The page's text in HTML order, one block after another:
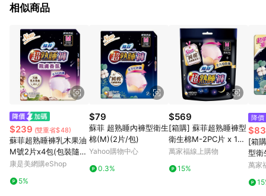
台灣樂天市場，並在同一瀏覽器於24小時內結帳，才享有 LINE
市場 45 天內完成訂單出貨及結帳，則不符合贈點資格。 (4) 如
使用APP、或中途瀏覽比價網、回饋網、Google等其他網頁、或
由網頁版(電腦版/手機版網頁)切換為App都將會造成追蹤中斷而
無法進行 LINE POINTS 回饋。 (5) LINE 購物為購物資訊整合性
平台，商品資料更新會有時間差，如顯示之商品規格、顏色、價
位、贈品與台灣樂天市場銷售網頁不符，以銷售網頁標示為準。
(6) 導購訂單已逾 365 天，根據台灣樂天回饋規定，逾期訂單將
不符合回饋資格。 (7) 若上述或其他原因，致使消費者無接收到
點數回饋或點數回饋有爭議，台灣樂天市場保有更改條款與法律
追訴之權利，活動詳情以樂天市場網站公告為準。
相似商品
$239 (雙重省$48)
蘇菲超熟睡褲乳木果油
M號2片x4包(包裝隨機
出貨)
康是美網購eShop
5%
$79
蘇菲 超熟睡內褲型衛生
棉(M)(2片/包)
Yahoo購物中心
0.3%
$569
[箱購] 蘇菲超熟睡褲型
衛生棉M-2PC片 x 12P
C包/箱
萬家福線上購物
15%
降價
[箱
型衛
ag包
萬家